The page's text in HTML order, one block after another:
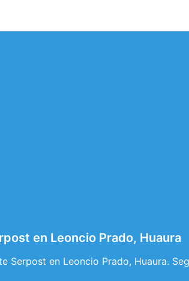
en Leoncio Prado, Huaura
Serpost en Leoncio Prado, Huaura.